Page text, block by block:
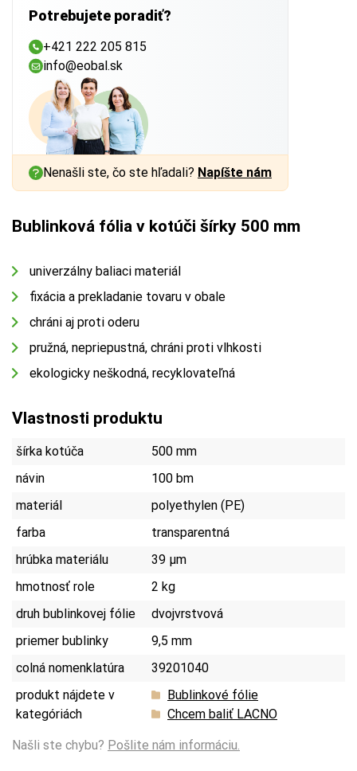
Potrebujete poradiť?
+421 222 205 815
info@eobal.sk
Nenašli ste, čo ste hľadali? Napíšte nám
Bublinková fólia v kotúči šírky 500 mm
univerzálny baliaci materiál
fixácia a prekladanie tovaru v obale
chráni aj proti oderu
pružná, nepriepustná, chráni proti vlhkosti
ekologicky neškodná, recyklovateľná
Vlastnosti produktu
šírka kotúča
500 mm
návin
100 bm
materiál
polyethylen (PE)
farba
transparentná
hrúbka materiálu
39 µm
hmotnosť role
2 kg
druh bublinkovej fólie
dvojvrstvová
priemer bublinky
9,5 mm
colná nomenklatúra
39201040
produkt nájdete v
kategóriách
Bublinkové fólie
Chcem baliť LACNO
Našli ste chybu? Pošlite nám informáciu.